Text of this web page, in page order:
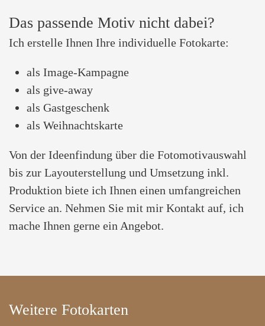
Das passende Motiv nicht dabei?
Ich erstelle Ihnen Ihre individuelle Fotokarte:
als Image-Kampagne
als give-away
als Gastgeschenk
als Weihnachtskarte
Von der Ideenfindung über die Fotomotivauswahl
bis zur Layouterstellung und Umsetzung inkl.
Produktion biete ich Ihnen einen umfangreichen
Service an. Nehmen Sie mit mir Kontakt auf, ich
mache Ihnen gerne ein Angebot.
Weitere Fotokarten